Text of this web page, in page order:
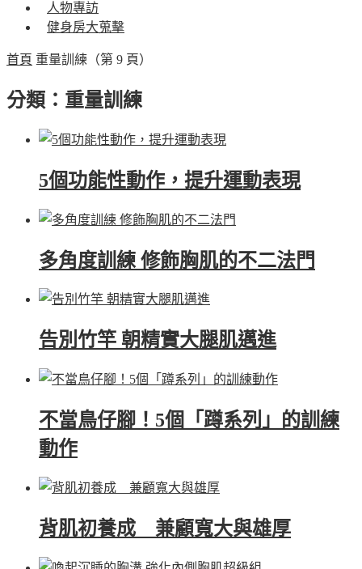
人物專訪
健身房大蒐擊
首頁 重量訓練 （第 9 頁）
分類：重量訓練
5個功能性動作，提升運動表現
多角度訓練 修飾胸肌的不二法門
告別竹竿 朝精實大腿肌邁進
不當鳥仔腳！5個「蹲系列」的訓練
動作
背肌初養成 兼顧寬大與雄厚